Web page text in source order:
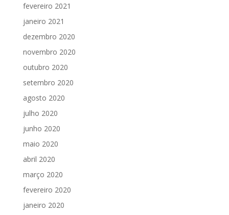
fevereiro 2021
janeiro 2021
dezembro 2020
novembro 2020
outubro 2020
setembro 2020
agosto 2020
julho 2020
junho 2020
maio 2020
abril 2020
março 2020
fevereiro 2020
janeiro 2020